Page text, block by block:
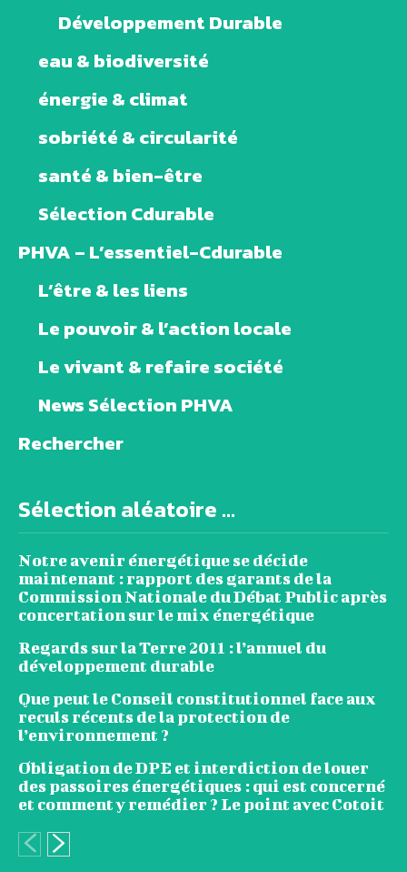
Développement Durable
eau & biodiversité
énergie & climat
sobriété & circularité
santé & bien-être
Sélection Cdurable
PHVA – L’essentiel-Cdurable
L’être & les liens
Le pouvoir & l’action locale
Le vivant & refaire société
News Sélection PHVA
Rechercher
Sélection aléatoire ...
Notre avenir énergétique se décide
maintenant : rapport des garants de la
Commission Nationale du Débat Public après
concertation sur le mix énergétique
Regards sur la Terre 2011 : l’annuel du
développement durable
Que peut le Conseil constitutionnel face aux
reculs récents de la protection de
l’environnement ?
Obligation de DPE et interdiction de louer
des passoires énergétiques : qui est concerné
et comment y remédier ? Le point avec Cotoit